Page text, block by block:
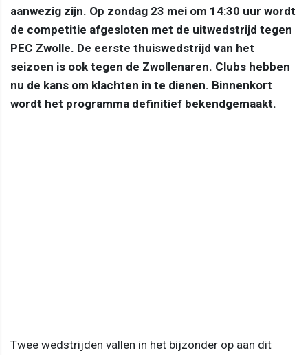
aanwezig zijn. Op zondag 23 mei om 14:30 uur wordt
de competitie afgesloten met de uitwedstrijd tegen
PEC Zwolle. De eerste thuiswedstrijd van het
seizoen is ook tegen de Zwollenaren. Clubs hebben
nu de kans om klachten in te dienen. Binnenkort
wordt het programma definitief bekendgemaakt.
Twee wedstrijden vallen in het bijzonder op aan dit